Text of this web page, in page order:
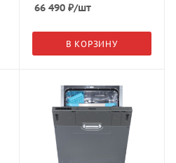
66 490₽/шт
В КОРЗИНУ